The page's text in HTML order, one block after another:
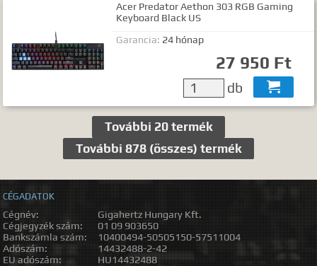
Acer Predator Aethon 303 RGB Gaming
Keyboard Black US
Garancia: 24 hónap
27 950 Ft
db 
További 20 termék
További 878 (összes) termék
CÉGADATOK
Cégnév:
Gigahertz Hungary Kft.
Cégjegyzék szám:
01 09 903650
Bankszámla szám:
10400494-50505150-57511004
Adószám:
14432488-2-42
EU adószám:
HU14432488